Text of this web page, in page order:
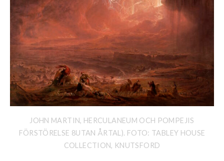
JOHN MARTIN, HERCULANEUM OCH POMPEJIS
FÖRSTÖRELSE 8UTAN ÅRTAL). FOTO: TABLEY HOUSE
COLLECTION, KNUTSFORD